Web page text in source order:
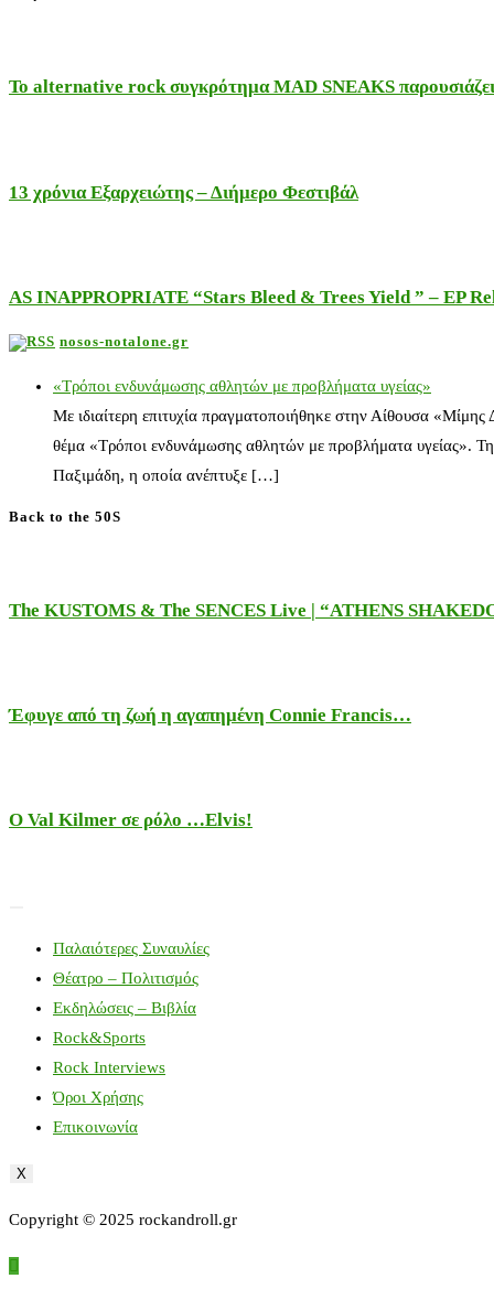
Το alternative rock συγκρότημα MAD SNEAKS
13 χρόνια Εξαρχειώτης – Διήμερο Φεστιβάλ
AS INAPPROPRIATE “Stars Bleed & Trees Yield ” – EP
nosos-notalone.gr
«Τρόποι ενδυνάμωσης αθλητών με προβλήματα υγείας»
Με ιδιαίτερη επιτυχία πραγματοποιήθηκε στην Αίθουσα
θέμα «Τρόποι ενδυνάμωσης αθλητών με προβλήματα υγείας».
Παξιμάδη, η οποία ανέπτυξε […]
Back to the 50S
The KUSTOMS & The SENCES Live | “ATHENS
Έφυγε από τη ζωή η αγαπημένη Connie Francis…
Ο Val Kilmer σε ρόλο …Elvis!
Παλαιότερες Συναυλίες
Θέατρο – Πολιτισμός
Εκδηλώσεις – Βιβλία
Rock&Sports
Rock Interviews
Όροι Χρήσης
Επικοινωνία
X
Copyright © 2025 rockandroll.gr